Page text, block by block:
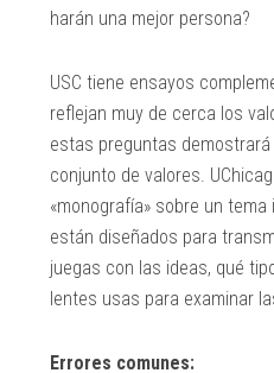
harán una mejor persona?
USC tiene ensayos
reflejan muy de cerca los
estas preguntas
conjunto de valores.
«monografía» sobre un
están diseñados para
juegas con las ideas, qué
lentes usas para examinar
Errores comunes: